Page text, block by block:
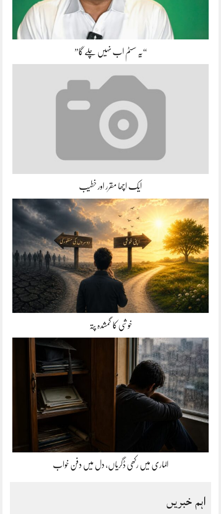
“یہ سسٹم اب نہیں چلے گا”
ایک اچھا مقرر اور خطیب
خوشی کا گمشدہ پتہ
الماری میں رکھی ڈگریاں، دل میں دفن خواب
اہم خبریں